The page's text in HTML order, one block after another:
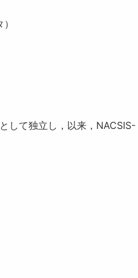
して独立し，以来，NACSIS-